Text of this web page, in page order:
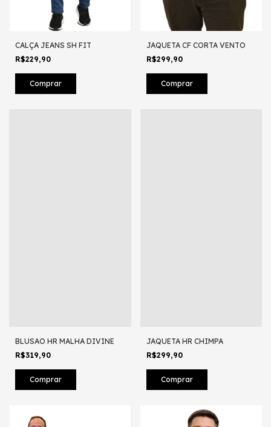
CALÇA JEANS SH FIT
R$229,90
Comprar
JAQUETA CF CORTA VENTO
R$299,90
Comprar
BLUSAO HR MALHA DIVINE
R$319,90
Comprar
JAQUETA HR CHIMPA
R$299,90
Comprar